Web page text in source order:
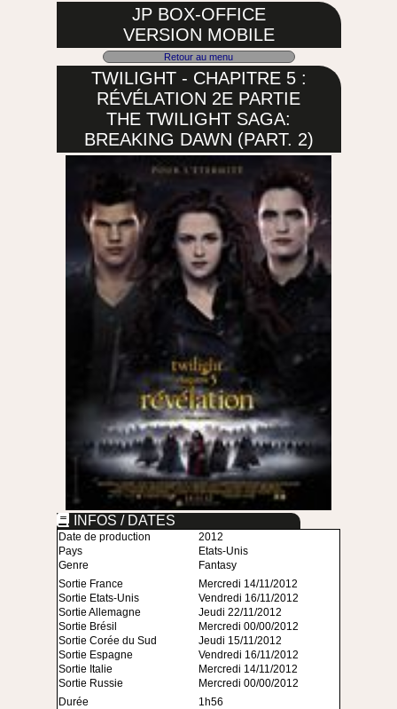
JP BOX-OFFICE
VERSION MOBILE
Retour au menu
TWILIGHT - CHAPITRE 5 :
RÉVÉLATION 2E PARTIE
THE TWILIGHT SAGA:
BREAKING DAWN (PART. 2)
INFOS / DATES
Date de production
2012
Pays
Etats-Unis
Genre
Fantasy
Sortie France
Mercredi 14/11/2012
Sortie Etats-Unis
Vendredi 16/11/2012
Sortie Allemagne
Jeudi 22/11/2012
Sortie Brésil
Mercredi 00/00/2012
Sortie Corée du Sud
Jeudi 15/11/2012
Sortie Espagne
Vendredi 16/11/2012
Sortie Italie
Mercredi 14/11/2012
Sortie Russie
Mercredi 00/00/2012
Durée
1h56